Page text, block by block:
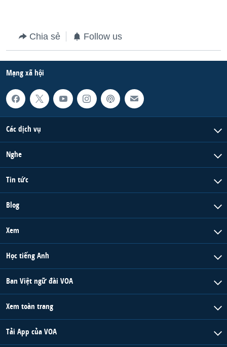
Chia sẻ Follow us
Mạng xã hội
Các dịch vụ
Nghe
Tin tức
Blog
Xem
Học tiếng Anh
Ban Việt ngữ đài VOA
Xem toàn trang
Tải App của VOA